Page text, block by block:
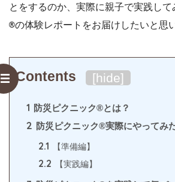
とをするのか、実際に親子で実践し
®︎の体験レポートをお届けしたいと思
Contents [hide]
1 防災ピクニック®︎とは？
2 防災ピクニック®︎実際にやってみ
2.1 【準備編】
2.2 【実践編】